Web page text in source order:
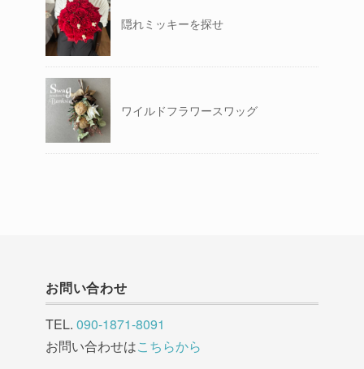
隠れミッキーを探せ
ワイルドフラワースワッグ
お問い合わせ
TEL. 090-1871-8091
お問い合わせはこちらから